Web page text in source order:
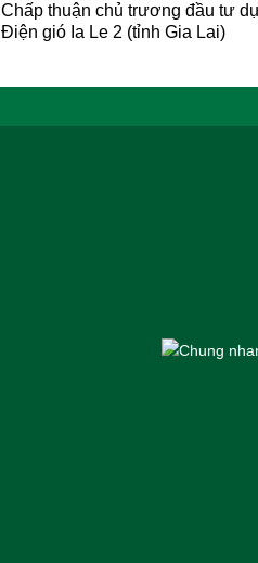
Chấp thuận chủ trương đầu tư
Điện gió Ia Le 2 (tỉnh Gia Lai)